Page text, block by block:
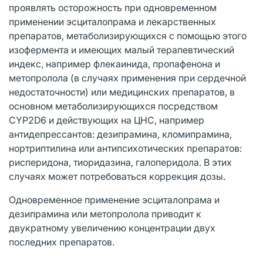
проявлять осторожность при одновременном
применении эсциталопрама и лекарственных
препаратов, метаболизирующихся с помощью этого
изофермента и имеющих малый терапевтический
индекс, например флекаинида, пропафенона и
метопролола (в случаях применения при сердечной
недостаточности) или медицинских препаратов, в
основном метаболизирующихся посредством
CYP2D6 и действующих на ЦНС, например
антидепрессантов: дезипрамина, кломипрамина,
нортриптилина или антипсихотических препаратов:
рисперидона, тиоридазина, галоперидола. В этих
случаях может потребоваться коррекция дозы.
Одновременное применение эсциталопрама и
дезипрамина или метопролола приводит к
двукратному увеличению концентрации двух
последних препаратов.